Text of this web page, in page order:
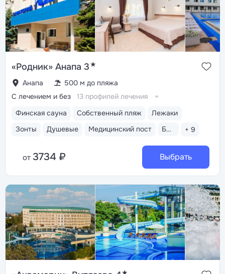
«Родник» Анапа 3★
Анапа 500 м до пляжа
Финская сауна Собственный пляж
Лежаки
Зонты
Душевые Медицинский пост Бассейн открытый + 9
С лечением и без 13 профилей лечения
от 3734 ₽ Выбрать